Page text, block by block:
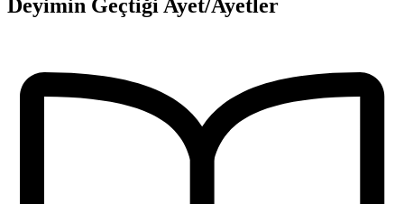
Deyimin Geçtiği Ayet/Ayetler